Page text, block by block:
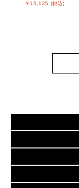
￥15,125 (税込)